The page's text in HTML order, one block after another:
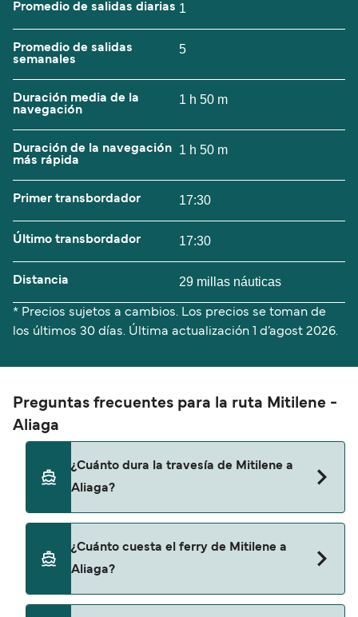
Promedio de salidas diarias 1
Promedio de salidas
semanales
5
Duración media de la
navegación
1 h 50 m
Duración de la navegación
más rápida
1 h 50 m
Primer transbordador 17:30
Último transbordador 17:30
Distancia 29 millas náuticas
* Precios sujetos a cambios. Los precios se toman de
los últimos 30 días. Última actualización 1 d’agost 2026.
Preguntas frecuentes para la ruta Mitilene -
Aliaga
¿Cuánto dura la travesía de Mitilene a
Aliaga?
Aliaga es de aproximadamente 1 hora 50
minutos. La duración de la travesía puede variar
de una temporada a otra, por lo que te
¿Cuánto cuesta el ferry de Mitilene a
Aliaga?